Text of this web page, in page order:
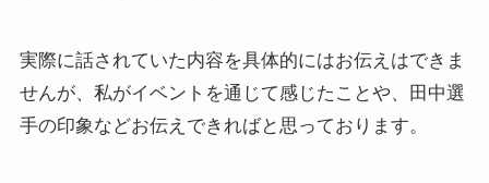
実際に話されていた内容を具体的にはお伝えはできま
せんが、私がイベントを通じて感じたことや、田中選
手の印象などお伝えできればと思っております。